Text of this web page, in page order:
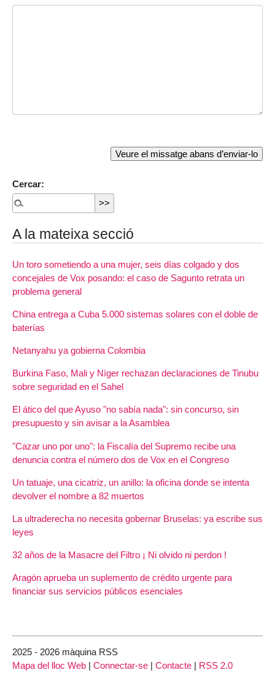
Cercar:
A la mateixa secció
Un toro sometiendo a una mujer, seis días colgado y dos
concejales de Vox posando: el caso de Sagunto retrata un
problema general
China entrega a Cuba 5.000 sistemas solares con el doble de
baterías
Netanyahu ya gobierna Colombia
Burkina Faso, Mali y Níger rechazan declaraciones de Tinubu
sobre seguridad en el Sahel
El ático del que Ayuso "no sabía nada": sin concurso, sin
presupuesto y sin avisar a la Asamblea
"Cazar uno por uno": la Fiscalía del Supremo recibe una
denuncia contra el número dos de Vox en el Congreso
Un tatuaje, una cicatriz, un anillo: la oficina donde se intenta
devolver el nombre a 82 muertos
La ultraderecha no necesita gobernar Bruselas: ya escribe sus
leyes
32 años de la Masacre del Filtro ¡ Ni olvido ni perdon !
Aragón aprueba un suplemento de crédito urgente para
financiar sus servicios públicos esenciales
2025 - 2026 màquina RSS
Mapa del lloc Web | Connectar-se | Contacte | RSS 2.0